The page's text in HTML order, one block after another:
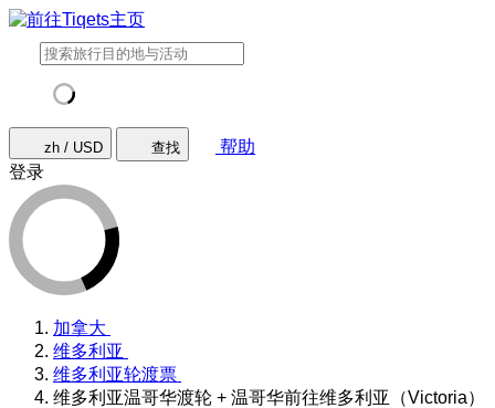
zh / USD 查找
帮助
登录
加拿大
维多利亚
维多利亚轮渡票
维多利亚温哥华渡轮 + 温哥华前往维多利亚（Victoria）